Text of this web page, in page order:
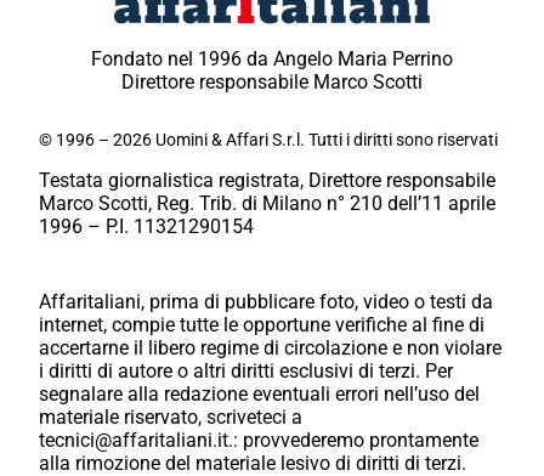
Fondato nel 1996 da Angelo Maria Perrino
Direttore responsabile Marco Scotti
© 1996 – 2026 Uomini & Affari S.r.l. Tutti i diritti sono riservati
Testata giornalistica registrata, Direttore responsabile
Marco Scotti, Reg. Trib. di Milano n° 210 dell’11 aprile
1996 – P.I. 11321290154
Affaritaliani, prima di pubblicare foto, video o testi da
internet, compie tutte le opportune verifiche al fine di
accertarne il libero regime di circolazione e non violare
i diritti di autore o altri diritti esclusivi di terzi. Per
segnalare alla redazione eventuali errori nell’uso del
materiale riservato, scriveteci a
tecnici@affaritaliani.it.: provvederemo prontamente
alla rimozione del materiale lesivo di diritti di terzi.